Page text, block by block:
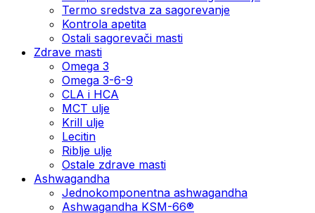
Termo sredstva za sagorevanje
Kontrola apetita
Ostali sagorevači masti
Zdrave masti
Omega 3
Omega 3-6-9
CLA i HCA
MCT ulje
Krill ulje
Lecitin
Riblje ulje
Ostale zdrave masti
Ashwagandha
Jednokomponentna ashwagandha
Ashwagandha KSM-66®